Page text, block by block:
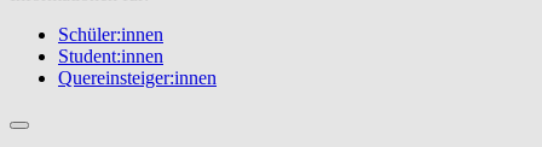
Schüler:innen
Student:innen
Quereinsteiger:innen